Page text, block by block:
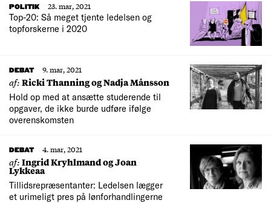
POLITIK
23. mar, 2021
Top-20: Så meget tjente ledelsen og
topforskerne i 2020
DEBAT 9. mar, 2021
af:Ricki Thanning og Nadja Månsson
Hold op med at ansætte studerende til
opgaver, de ikke burde udføre ifølge
overenskomsten
DEBAT 4. mar, 2021
af:Ingrid Kryhlmand og Joan
Lykkeaa
Tillidsrepræsentanter: Ledelsen lægger
et urimeligt pres på lønforhandlingerne